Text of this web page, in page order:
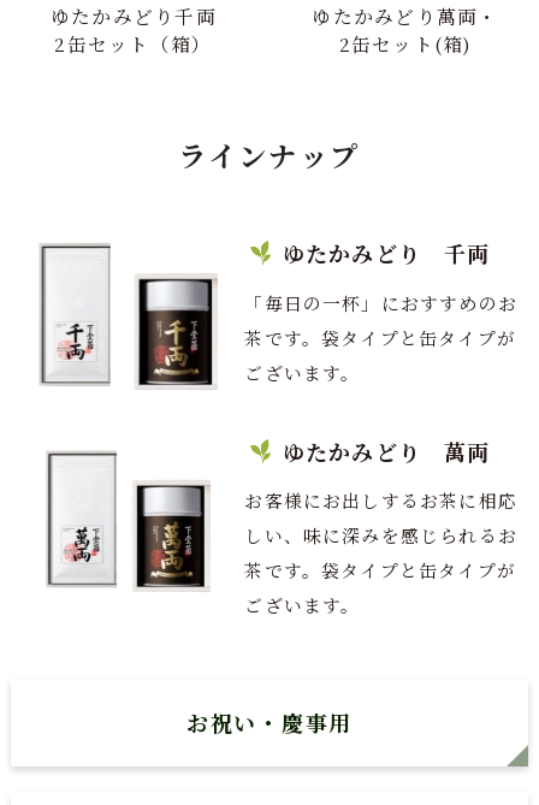
ゆたかみどり千両
2缶セット（箱）
ゆたかみどり萬両・
2缶セット(箱)
ラインナップ
ゆたかみどり 千両
「毎日の一杯」におすすめのお
茶です。袋タイプと缶タイプが
ございます。
ゆたかみどり 萬両
お客様にお出しするお茶に相応
しい、味に深みを感じられるお
茶です。袋タイプと缶タイプが
ございます。
お祝い・慶事用